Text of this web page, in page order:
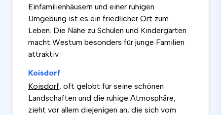
Einfamilienhäusern und einer ruhigen
Umgebung ist es ein friedlicher Ort zum
Leben. Die Nähe zu Schulen und Kindergärten
macht Westum besonders für junge Familien
attraktiv.
Koisdorf
Koisdorf, oft gelobt für seine schönen
Landschaften und die ruhige Atmosphäre,
zieht vor allem diejenigen an, die sich vom